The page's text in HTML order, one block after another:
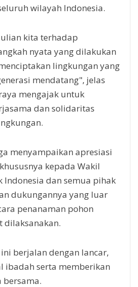
wilayah Indonesia.
kita terhadap
nyata yang dilakukan
lingkungan yang
mendatang", jelas
mengajak untuk
dan solidaritas
menyampaikan apresiasi
kepada Wakil
Indonesia dan semua pihak
dukungannya yang luar
penanaman pohon
dilaksanakan.
berjalan dengan lancar,
ibadah serta memberikan